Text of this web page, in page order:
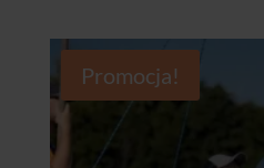
4695,00 zł.4595,00 zł.
Promocja!